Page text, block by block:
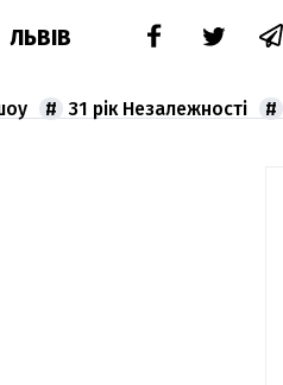
ЛЬВІВ
31 рік Незалежності